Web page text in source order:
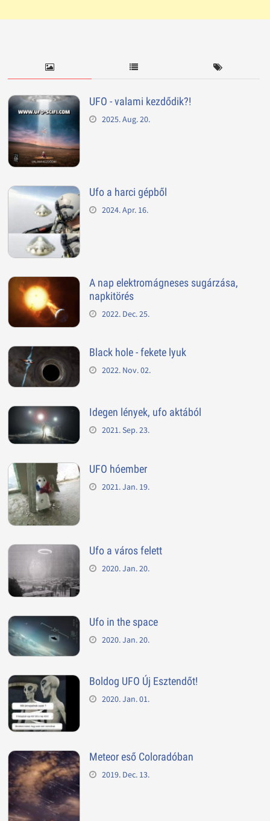
UFO - valami kezdődik?!
2025. Aug. 20.
Ufo a harci gépből
2024. Apr. 16.
A nap elektromágneses sugárzása,
napkitörés
2022. Dec. 25.
Black hole - fekete lyuk
2022. Nov. 02.
Idegen lények, ufo aktából
2021. Sep. 23.
UFO hóember
2021. Jan. 19.
Ufo a város felett
2020. Jan. 20.
Ufo in the space
2020. Jan. 20.
Boldog UFO Új Esztendőt!
2020. Jan. 01.
Meteor eső Coloradóban
2019. Dec. 13.